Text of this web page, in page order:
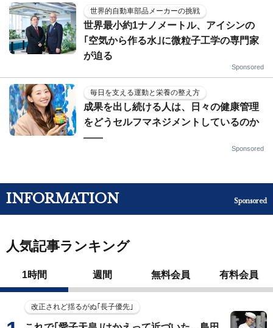
世界的自動車部品メーカーの挑戦
世界最小約1ナノメートル、アイシンの
｢空気から作る水｣に微粒子工学の専門家
が迫る
Sponsored
毎日を支える運動と栄養の整え方
成果を出し続ける人は、日々の健康管理
をどうセルフマネジメントしているのか
——
Sponsored
INFORMATION Sponsored
人気記事ランキング
1時間 週間 無料会員 有料会員
改正されど揺るがぬ｢長子優先｣